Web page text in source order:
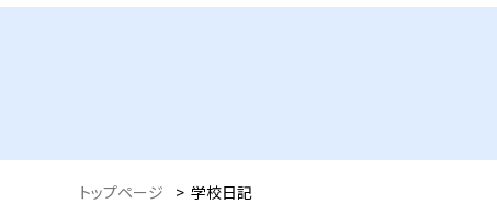
トップページ > 学校日記